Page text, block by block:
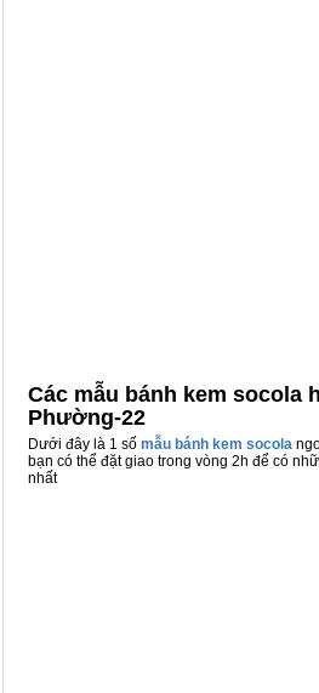
Các mẫu bánh kem socola
Phường-22
Dưới đây là 1 số mẫu bánh kem socola
bạn có thể đặt giao trong vòng 2h để có
nhất